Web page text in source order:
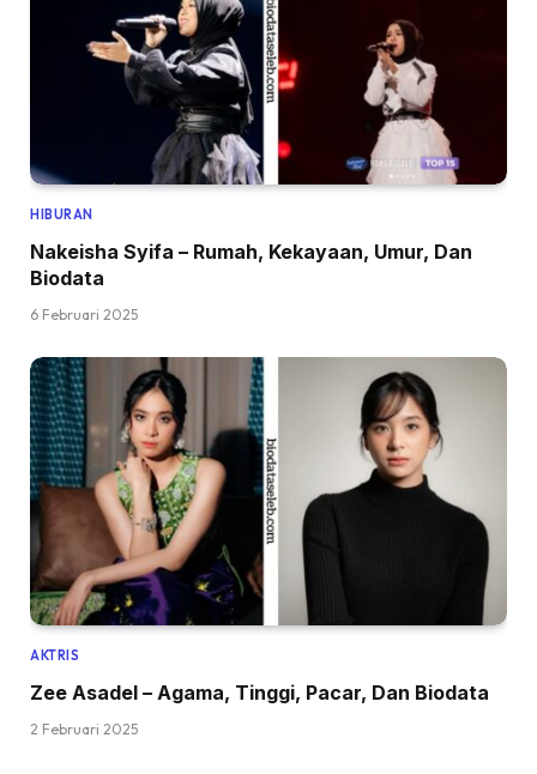
HIBURAN
Nakeisha Syifa – Rumah, Kekayaan, Umur, Dan
Biodata
6 Februari 2025
AKTRIS
Zee Asadel – Agama, Tinggi, Pacar, Dan Biodata
2 Februari 2025